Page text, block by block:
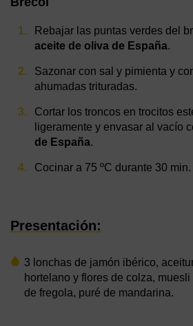
Rebajar las puntas verdes del
aceite de oliva de España.
Sazonar con sal y pimienta y
ahumadas trituradas.
Cortar los troncos en trocitos
ligeramente y envasar al vacío
de España.
Cocinar a 75 ºC durante 30 min.
Presentación:
3 lonchas de jamón ibérico,
hortelano y flores de colza,
de fregola, puré de mandarina.